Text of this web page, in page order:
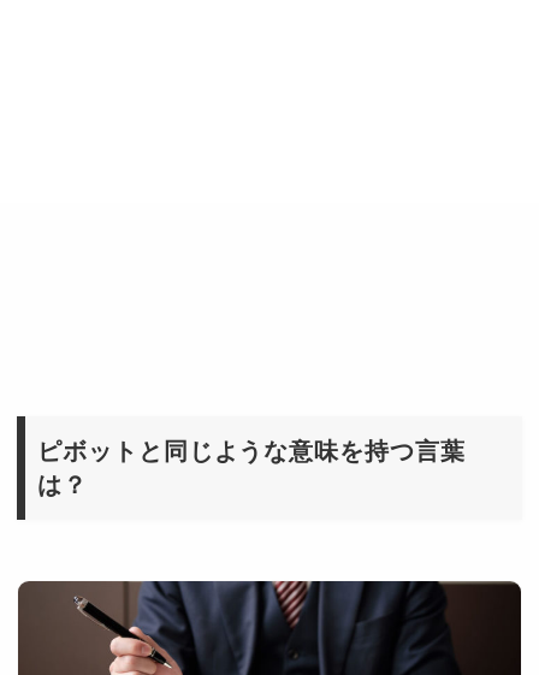
ピボットと同じような意味を持つ言葉
は？